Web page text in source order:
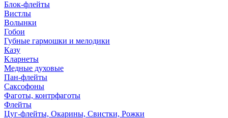
Блок-флейты
Вистлы
Волынки
Гобои
Губные гармошки и мелодики
Казу
Кларнеты
Медные духовые
Пан-флейты
Саксофоны
Фаготы, контрфаготы
Флейты
Цуг-флейты, Окарины, Свистки, Рожки